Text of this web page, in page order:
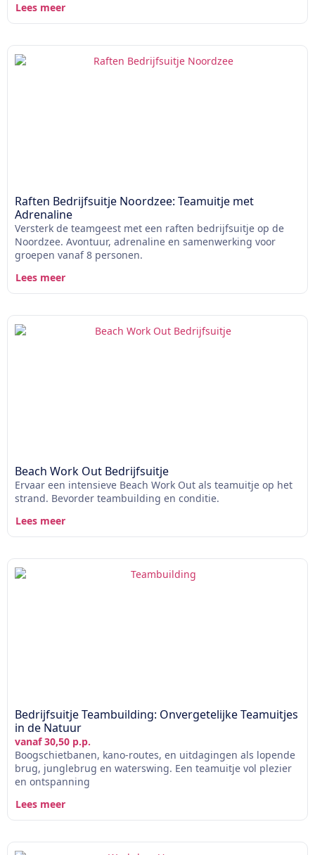
Lees meer
Raften Bedrijfsuitje Noordzee: Teamuitje met
Adrenaline
Versterk de teamgeest met een raften bedrijfsuitje op de
Noordzee. Avontuur, adrenaline en samenwerking voor
groepen vanaf 8 personen.
Lees meer
Beach Work Out Bedrijfsuitje
Ervaar een intensieve Beach Work Out als teamuitje op het
strand. Bevorder teambuilding en conditie.
Lees meer
Bedrijfsuitje Teambuilding: Onvergetelijke Teamuitjes
in de Natuur
vanaf 30,50 p.p.
Boogschietbanen, kano-routes, en uitdagingen als lopende
brug, junglebrug en waterswing. Een teamuitje vol plezier
en ontspanning
Lees meer